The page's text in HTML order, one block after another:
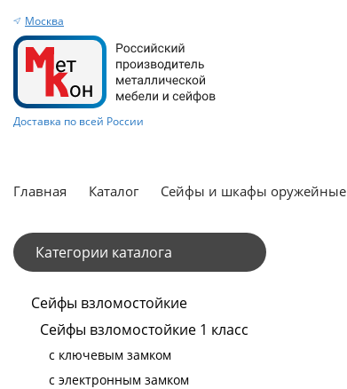
Москва
Доставка по всей России
Главная Каталог Сейфы и шкафы оружейные
Категории каталога
Сейфы взломостойкие
Сейфы взломостойкие 1 класс
с ключевым замком
с электронным замком